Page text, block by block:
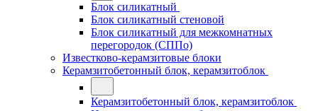
Блок силикатный
Блок силикатный стеновой
Блок силикатный для межкомнатных
перегородок (СППо)
Известково-керамзитовые блоки
Керамзитобетонный блок, керамзитоблок
Керамзитобетонный блок, керамзитоблок